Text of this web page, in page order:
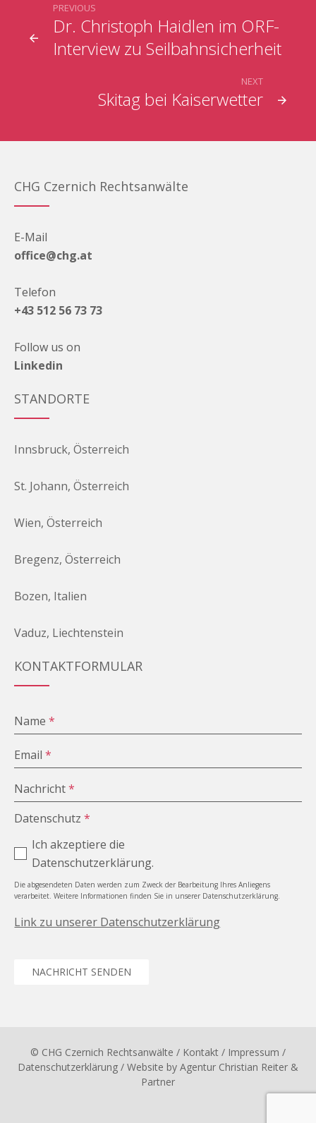
Dr. Christoph Haidlen im ORF-
Interview zu Seilbahnsicherheit
PREVIOUS
Skitag bei Kaiserwetter
NEXT
CHG Czernich Rechtsanwälte
E-Mail
office@chg.at
Telefon
+43 512 56 73 73
Follow us on
Linkedin
STANDORTE
Innsbruck, Österreich
St. Johann, Österreich
Wien, Österreich
Bregenz, Österreich
Bozen, Italien
Vaduz, Liechtenstein
KONTAKTFORMULAR
Name*
Email*
Nachricht*
Datenschutz*
Ich akzeptiere die
Datenschutzerklärung.
Die abgesendeten Daten werden zum Zweck der Bearbeitung Ihres Anliegens
verarbeitet. Weitere Informationen finden Sie in unserer Datenschutzerklärung.
Link zu unserer Datenschutzerklärung
NACHRICHT SENDEN
© CHG Czernich Rechtsanwälte / Kontakt / Impressum /
Datenschutzerklärung / Website by Agentur Christian Reiter &
Partner